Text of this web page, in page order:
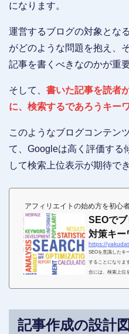
になります。
運営するブログの対象とな
がどのような問題を抱え、
記事を書くべきなのかが重要
そして、 書いた記事を読者
に、検索するであろうキー
このようなブログコンテン
て、Googleは高く評価する
して検索上位表示が期待で
アフィリエイトの始め方を初心
SEOで
対策キー
https://
SEOを意識したキ
することになりま
合には、検索上位
作成作業を常に念
記事作成の設計